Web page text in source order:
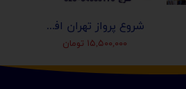
شروع پرواز تهران افغانستان (کابل-مزارشریف-هرات-قندهار)
۱۵,۵۰۰,۰۰۰ تومان